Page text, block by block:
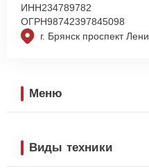
г. Брянск проспект
ИНН234789782
ОГРН98742397845098
Меню
Виды техники